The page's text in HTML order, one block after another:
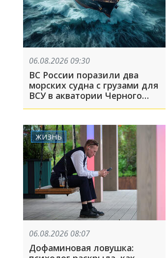
06.08.2026 09:30
ВС России поразили два
морских судна с грузами для
ВСУ в акватории Черного
моря
ЖИЗНЬ
06.08.2026 08:07
Дофаминовая ловушка: